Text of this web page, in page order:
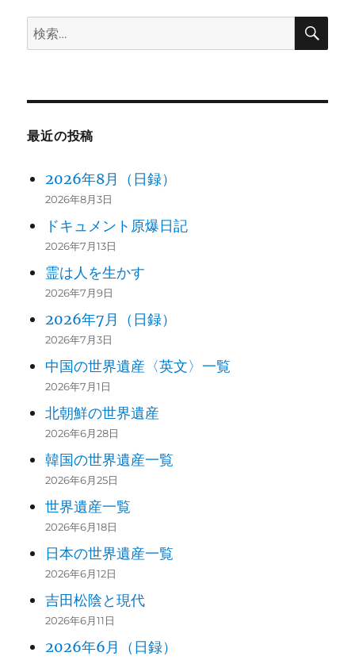
ン
検
索:
検
最近の投稿
2026年8月（日録）
2026年8月3日
ドキュメント原爆日記
2026年7月13日
霊は人を生かす
2026年7月9日
2026年7月（日録）
2026年7月3日
中国の世界遺産〈英文〉一覧
2026年7月1日
北朝鮮の世界遺産
2026年6月28日
韓国の世界遺産一覧
2026年6月25日
世界遺産一覧
2026年6月18日
日本の世界遺産一覧
2026年6月12日
吉田松陰と現代
2026年6月11日
2026年6月（日録）